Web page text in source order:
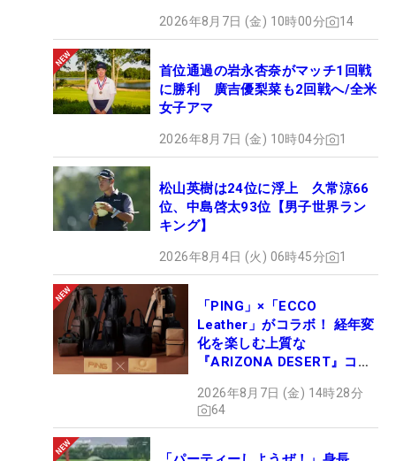
2026年8月7日 (金) 10時00分 14
首位通過の岩永杏奈がマッチ1回戦
に勝利 廣吉優梨菜も2回戦へ/全米
女子アマ
2026年8月7日 (金) 10時04分 1
松山英樹は24位に浮上 久常涼66
位、中島啓太93位【男子世界ラン
キング】
2026年8月4日 (火) 06時45分 1
「PING」×「ECCO
Leather」がコラボ！ 経年変
化を楽しむ上質な
『ARIZONA DESERT』コレ
ュー
2026年8月7日 (金) 14時28分
64